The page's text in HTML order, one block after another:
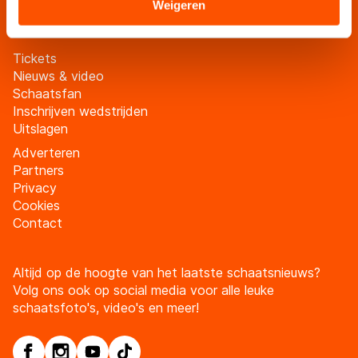
Sommige partners kunnen gegevens doorgeven aan
landen buiten de EU, zoals de VS, waar mogelijk geen
adequaat beschermingsniveau geldt volgens de GDPR.
Door op ‘Toestaan’ te klikken, stemt u in met deze
overdracht. Meer informatie vindt u in ons
Weigeren
Tickets
Nieuws & video
Schaatsfan
Inschrijven wedstrijden
Uitslagen
Adverteren
Partners
Privacy
Cookies
Contact
Altijd op de hoogte van het laatste schaatsnieuws?
Volg ons ook op social media voor alle leuke
schaatsfoto's, video's en meer!